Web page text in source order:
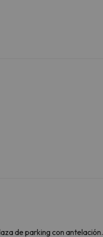
de parking con antelación.